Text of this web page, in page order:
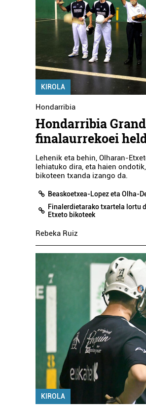
KIROLA
Hondarribia
Hondarribia
finalaurrekoei
Lehenik eta behin, Olharan-
lehiatuko dira, eta haien
bikoteen txanda izango da.
Beaskoetxea-Lopez eta Olha-
Finalerdietarako txartela lortu
Etxeto bikoteek
Rebeka Ruiz
KIROLA